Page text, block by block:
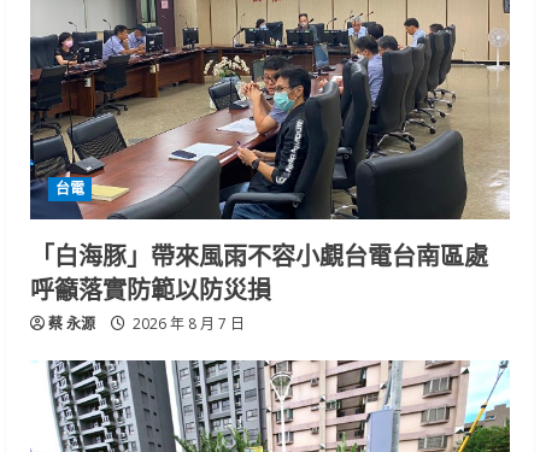
台電
「白海豚」帶來風雨不容小覷台電台南區處
呼籲落實防範以防災損
蔡 永源 2026 年 8 月 7 日